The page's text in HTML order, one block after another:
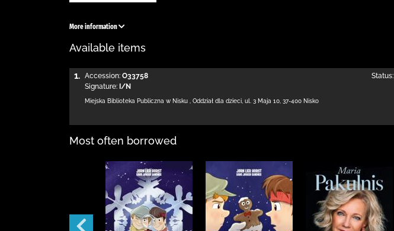
More information
Available items
1. Accession: O33758
Signature: I/N
Status:
Miejska Biblioteka Publiczna w Nisku Oddział dla dzieci, ul. 3 Maja 10 37-400 Nisko
Most often borrowed